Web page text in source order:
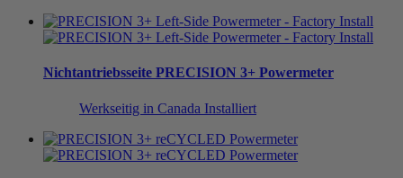
Nichtantriebsseite PRECISION 3+ Powermeter
Werkseitig in Canada Installiert